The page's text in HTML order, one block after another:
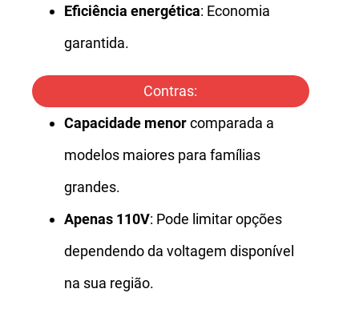
Eficiência energética: Economia
garantida.
Contras:
Capacidade menorcomparada a
modelos maiores para famílias
grandes.
Apenas 110V: Pode limitar opções
dependendo da voltagem disponível
na sua região.